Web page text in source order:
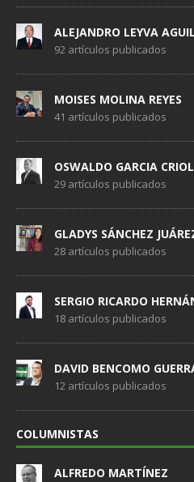
ALEJANDRO LEYVA
92 artículos publicados
MOISES MOLINA REYES
41 artículos publicados
OSWALDO GARCIA
29 artículos publicados
GLADYS SÁNCHEZ
28 artículos publicados
SERGIO RICARDO
18 artículos publicados
DAVID BENCOMO
12 artículos publicados
COLUMNISTAS
ALFREDO MARTÍNEZ